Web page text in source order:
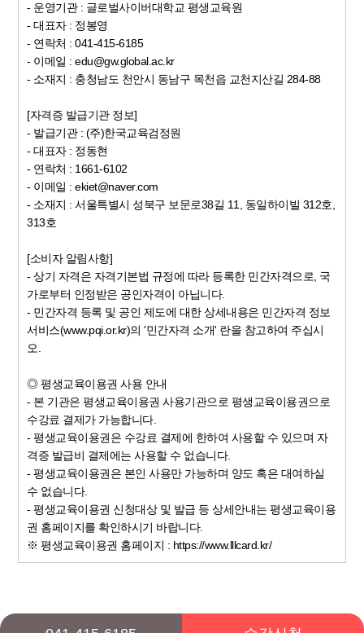
- 운영기관 : 글로벌사이버대학교 평생교육원
- 대표자 : 정봉영
- 연락처 : 041-415-6185
- 이메일 : edu@gw.global.ac.kr
- 소재지 : 충청남도 천안시 동남구 목천읍 교천지산길 284-88
[자격증 발급기관 정보]
- 발급기관 : (주)한국교육검정원
- 대표자 : 정동현
- 연락처 : 1661-6102
- 이메일 : ekiet@naver.com
- 소재지 : 서울특별시 성북구 보문로38길 11, 동일하이빌 312호,
313호
[소비자 알림사항]
- 상기 자격은 자격기본법 규정에 따라 등록한 민간자격으로, 국
가로부터 인정받은 공인자격이 아닙니다.
- 민간자격 등록 및 공인 제도에 대한 상세내용은 민간자격 정보
서비스(www.pqi.or.kr)의 '민간자격 소개' 란을 참고하여 주십시
오.
◎ 평생교육이용권 사용 안내
- 본 기관은 평생교육이용권 사용기관으로 평생교육이용권으로
수강료 결제가 가능합니다.
- 평생교육이용권은 수강료 결제에 한하여 사용할 수 있으며 자
격증 발급비 결제에는 사용할 수 없습니다.
- 평생교육이용권은 본인 사용만 가능하며 양도 혹은 대여하실
수 없습니다.
- 평생교육이용권 신청대상 및 발급 등 상세안내는 평생교육이용
권 홈페이지를 확인하시기 바랍니다.
※ 평생교육이용권 홈페이지 : https://www.lllcard.kr/